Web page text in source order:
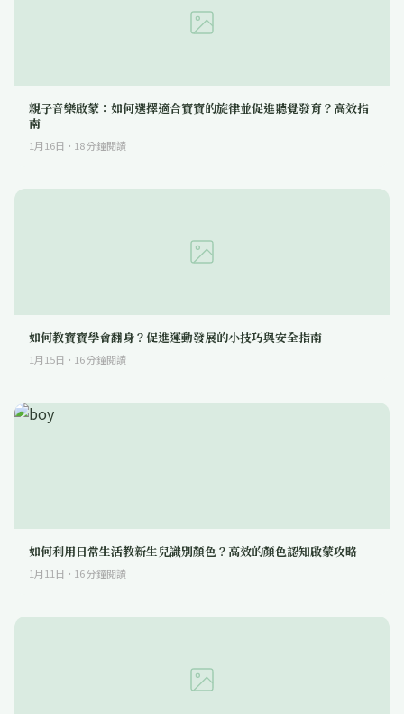
親子音樂啟蒙：如何選擇適合寶寶的旋律並促進聽覺發育？高效指
南
1月16日 · 18分鐘閱讀
如何教寶寶學會翻身？促進運動發展的小技巧與安全指南
1月15日 · 16分鐘閱讀
如何利用日常生活教新生兒識別顏色？高效的顏色認知啟蒙攻略
1月11日 · 16分鐘閱讀